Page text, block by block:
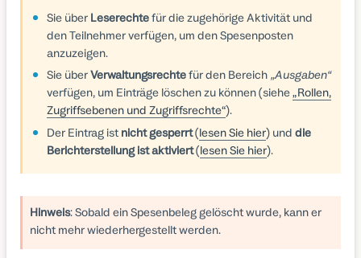
Sie über Leserechtefür die zugehörige Aktivität und
den Teilnehmer verfügen, um den Spesenposten
anzuzeigen.
Sie überVerwaltungsrechtefür den Bereich „Ausgaben“
verfügen, um Einträge löschen zu können (siehe„Rollen,
Zugriffsebenen und Zugriffsrechte“).
Der Eintrag ist nicht gesperrt(lesen Sie hier) unddie
Berichterstellung ist aktiviert(lesen Sie hier).
Hinweis: Sobald ein Spesenbeleg gelöscht wurde, kann er
nicht mehr wiederhergestellt werden.